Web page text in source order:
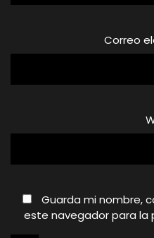
Correo
Guarda mi nombre,
este navegador para la